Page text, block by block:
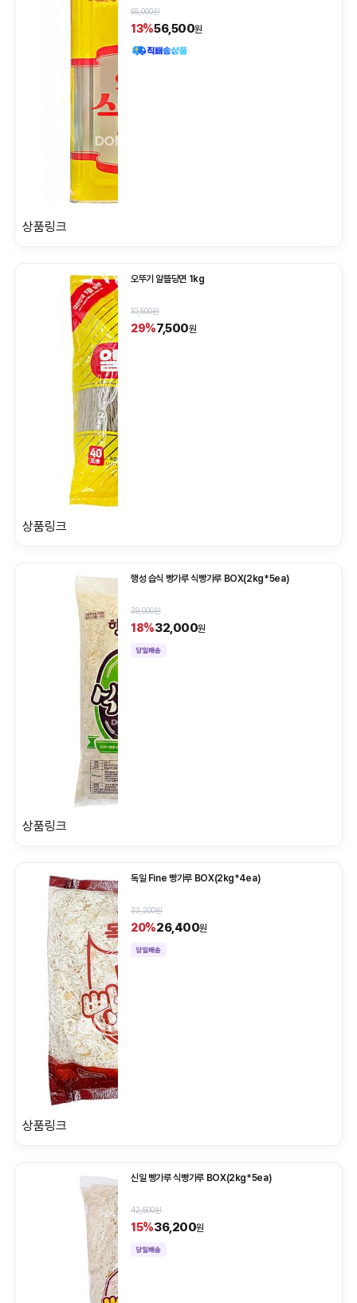
65,000원
13%56,500원
상품링크
오뚜기 알뜰당면 1kg
10,500원
29%7,500원
상품링크
행성 습식 빵가루 식빵가루 BOX(2kg*5ea)
39,000원
18%32,000원
상품링크
독일 Fine 빵가루 BOX(2kg*4ea)
33,200원
20%26,400원
상품링크
신일 빵가루 식빵가루 BOX(2kg*5ea)
42,500원
15%36,200원